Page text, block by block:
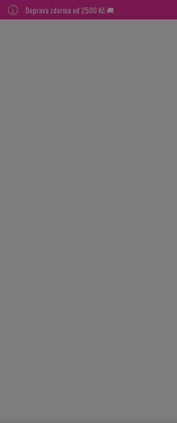
Doprava zdarma od 2500 Kč 🚚